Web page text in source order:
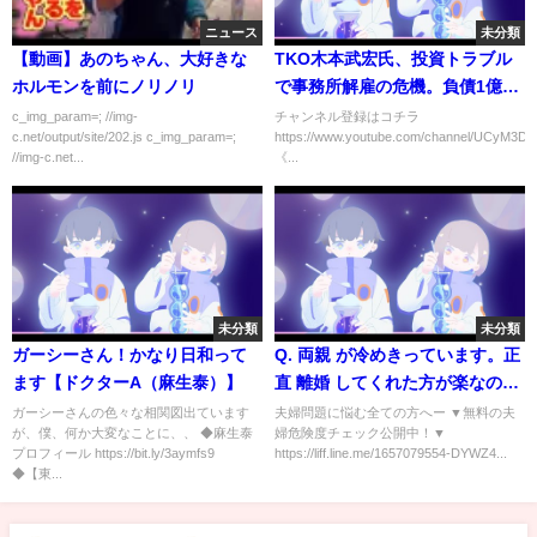
ニュース
【動画】あのちゃん、大好きな
ホルモンを前にノリノリ
c_img_param=; //img-
c.net/output/site/202.js c_img_param=;
//img-c.net...
未分類
TKO木本武宏氏、投資トラブル
で事務所解雇の危機。負債1億円
超の詐欺的事業への関与疑惑が
物議を醸している。#TKO#借金#
キーニュース#shorts
チャンネル登録はコチラ
https://www.youtube.com/channel/
《...
未分類
ガーシーさん！かなり日和って
ます【ドクターA（麻生泰）】
ガーシーさんの色々な相関図出ています
が、僕、何か大変なことに、、 ◆麻生泰
プロフィール https://bit.ly/3aymfs9
◆【東...
未分類
Q. 両親 が冷めきっています。正
直 離婚 してくれた方が楽なの
に…。【 夫婦問題 カウンセラー
岡野あつこ 】
夫婦問題に悩む全ての方へー ▼無料の夫
婦危険度チェック公開中！▼
https://liff.line.me/1657079554-DYWZ4...